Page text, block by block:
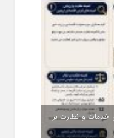
خدمات و نظارت بر